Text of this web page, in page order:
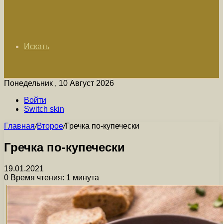
Искать
Понедельник , 10 Август 2026
Войти
Switch skin
Главная/Второе/Гречка по-купечески
Гречка по-купечески
19.01.2021
0 Время чтения: 1 минута